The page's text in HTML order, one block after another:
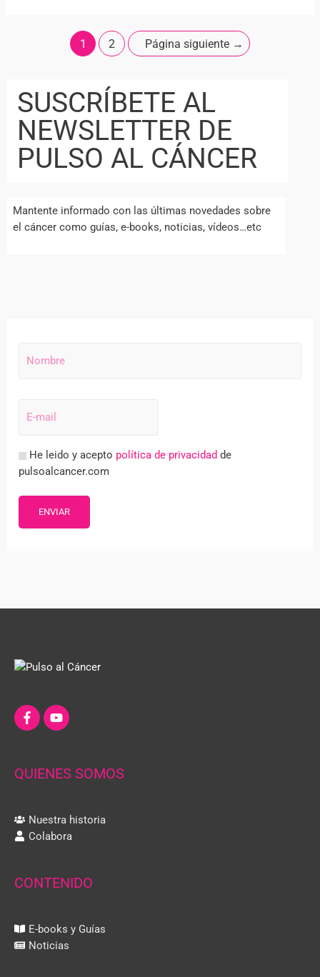
1 2 Página siguiente →
SUSCRÍBETE AL
NEWSLETTER DE
PULSO AL CÁNCER
Mantente informado con las últimas novedades sobre
el cáncer como guías, e-books, noticias, vídeos…etc
He leido y acepto política de privacidad de
pulsoalcancer.com
QUIENES SOMOS
Nuestra historia
Colabora
CONTENIDO
E-books y Guías
Noticias